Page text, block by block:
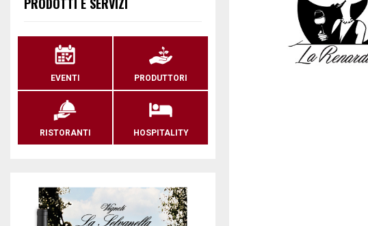
PRODOTTI E SERVIZI
EVENTI PRODUTTORI
RISTORANTI HOSPITALITY